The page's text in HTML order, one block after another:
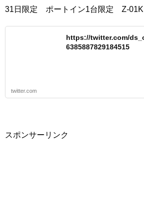
31日限定 ポートイン1台限定 Z-01K
https://twitter.com/
6385887829184515
twitter.com
スポンサーリンク